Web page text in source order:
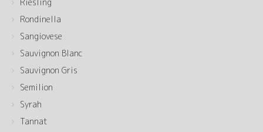
Rondinella
Sangiovese
Sauvignon Blanc
Sauvignon Gris
Semilion
Syrah
Tannat